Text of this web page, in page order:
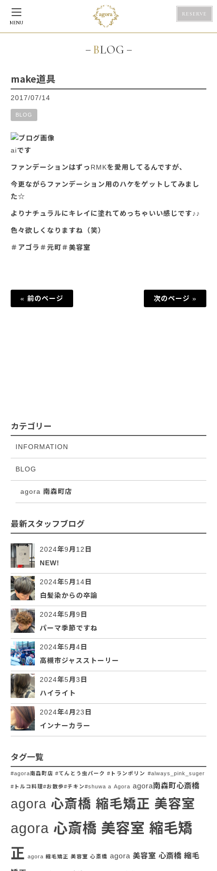
MENU
RESERVE
BLOG
make道具
2017/07/14
BLOG
aiです
ファンデーションはずっRMKを愛用してるんですが、
今更ながらファンデーション用のハケをゲットしてみまし
た☆
よりナチュラルにキレイに塗れてめっちゃいい感じです♪♪
色々欲しくなりますね（笑）
＃アゴラ＃元町＃美容室
« 前のページ 次のページ »
カテゴリー
INFORMATION
BLOG
agora 南森町店
最新スタッフブログ
2024年9月12日
NEW!
2024年5月14日
白髪染からの卒論
2024年5月9日
パーマ季節ですね
2024年5月4日
高槻市ジャスストーリー
2024年5月3日
ハイライト
2024年4月23日
インナーカラー
タグ一覧
#agora南森町店 #てんとう虫パーク #トランポリン #always_pink_suger
#トルコ料理#お散歩#チキン#shuwa a Agora agora南森町心斎橋
agora 心斎橋 縮毛矯正 美容室
agora 心斎橋 美容室 縮毛矯
正 agora 縮毛矯正 美容室 心斎橋 agora 美容室 心斎橋 縮毛